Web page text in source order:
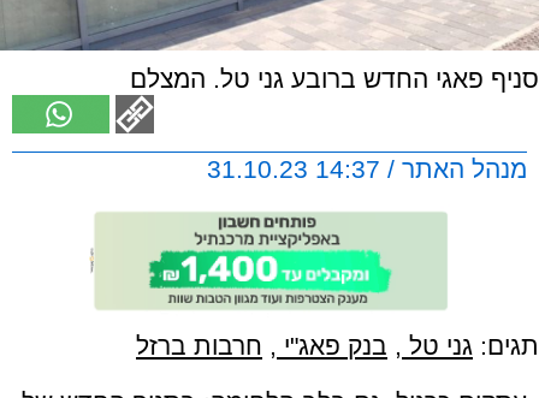
סניף פאגי החדש ברובע גני טל. המצלם
מנהל האתר / 14:37 31.10.23
תגים: גני טל , בנק פאג"י , חרבות ברזל